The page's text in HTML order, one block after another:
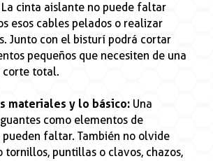
La cinta aislante no puede faltar
esos cables pelados o realizar
Junto con el bisturí podrá cortar
pequeños que necesiten de una
corte total.
materiales y lo básico: Una
como elementos de
pueden faltar. También no olvide
tornillos, puntillas o clavos, chazos,